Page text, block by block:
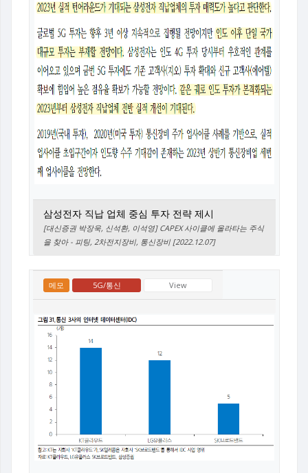
삼성전자 직납 업체 중심 투자 전략 제시
[대신증권 박장욱, 신석환, 이석영] CAPEX 사이클에 올라타는 주식
을 찾아 - 피팅, 2차전지장비, 통신장비 [2022.12.07]
메모 5G/통신 View